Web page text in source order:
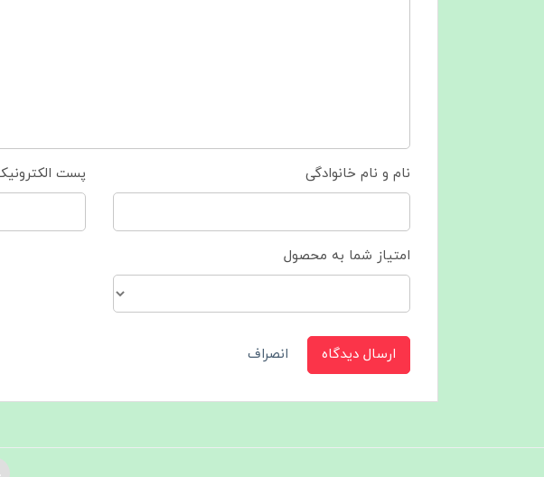
نام و نام خانوادگی پست
امتیاز شما به محصول
ارسال دیدگاه انصراف